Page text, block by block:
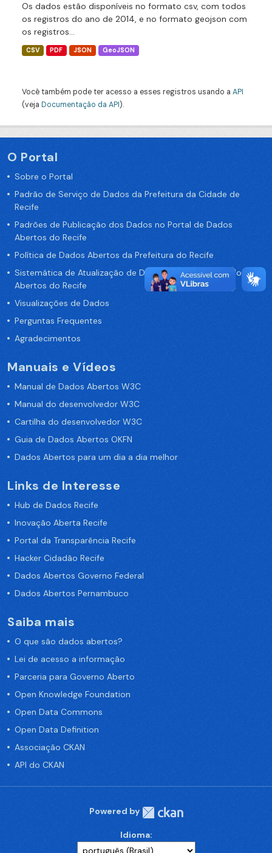
Os dados estão disponíveis no formato csv, com todos
os registros do ano de 2014, e no formato geojson com
os registros...
CSV PDF JSON GeoJSON
Você também pode ter acesso a esses registros usando a API
(veja Documentação da API).
O Portal
Sobre o Portal
Padrão de Serviço de Dados da Prefeitura da Cidade de
Recife
Padrões de Publicação dos Dados no Portal de Dados
Abertos do Recife
Política de Dados Abertos da Prefeitura do Recife
Sistemática de Atualização de Dados do Portal de Dados
Abertos do Recife
Visualizações de Dados
Perguntas Frequentes
Agradecimentos
Manuais e Vídeos
Manual de Dados Abertos W3C
Manual do desenvolvedor W3C
Cartilha do desenvolvedor W3C
Guia de Dados Abertos OKFN
Dados Abertos para um dia a dia melhor
Links de Interesse
Hub de Dados Recife
Inovação Aberta Recife
Portal da Transparência Recife
Hacker Cidadão Recife
Dados Abertos Governo Federal
Dados Abertos Pernambuco
Saiba mais
O que são dados abertos?
Lei de acesso a informação
Parceria para Governo Aberto
Open Knowledge Foundation
Open Data Commons
Open Data Definition
Associação CKAN
API do CKAN
Powered by
Idioma